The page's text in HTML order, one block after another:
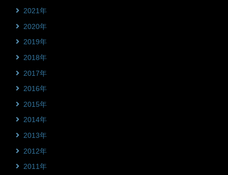
2021年
2020年
2019年
2018年
2017年
2016年
2015年
2014年
2013年
2012年
2011年